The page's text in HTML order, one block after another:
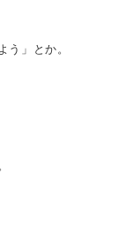
う」とか。